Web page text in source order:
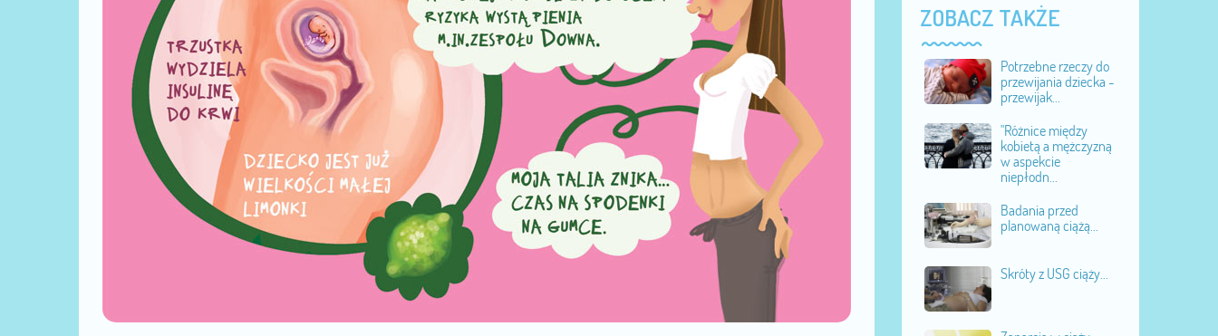
ZOBACZ TAKŻE
Potrzebne rzeczy do
przewijania dziecka -
przewijak...
"Różnice między
kobietą a mężczyzną
w aspekcie
niepłodn...
Badania przed
planowaną ciążą...
Skróty z USG ciąży...